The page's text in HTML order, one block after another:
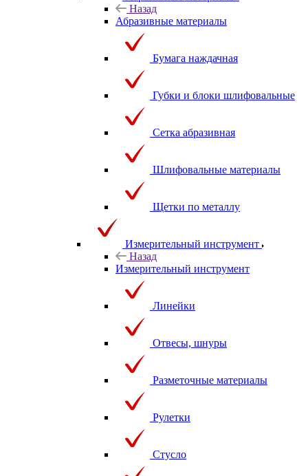
Назад
Абразивные материалы
Бумага наждачная
Губки и блоки шлифовальные
Сетка абразивная
Шлифовальные материалы
Щетки по металлу
Измерительный инструмент
Назад
Измерительный инструмент
Линейки
Отвесы, шнуры
Разметочные материалы
Рулетки
Стусло